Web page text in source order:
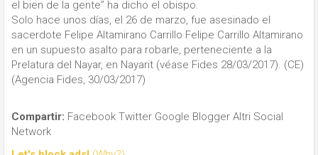
el bien de la gente” ha dicho el obispo.
Solo hace unos días, el 26 de marzo, fue asesinado el
sacerdote Felipe Altamirano Carrillo Felipe Carrillo Altamirano
en un supuesto asalto para robarle, perteneciente a la
Prelatura del Nayar, en Nayarit (véase Fides 28/03/2017). (CE)
(Agencia Fides, 30/03/2017)
Compartir: Facebook Twitter Google Blogger Altri Social
Network